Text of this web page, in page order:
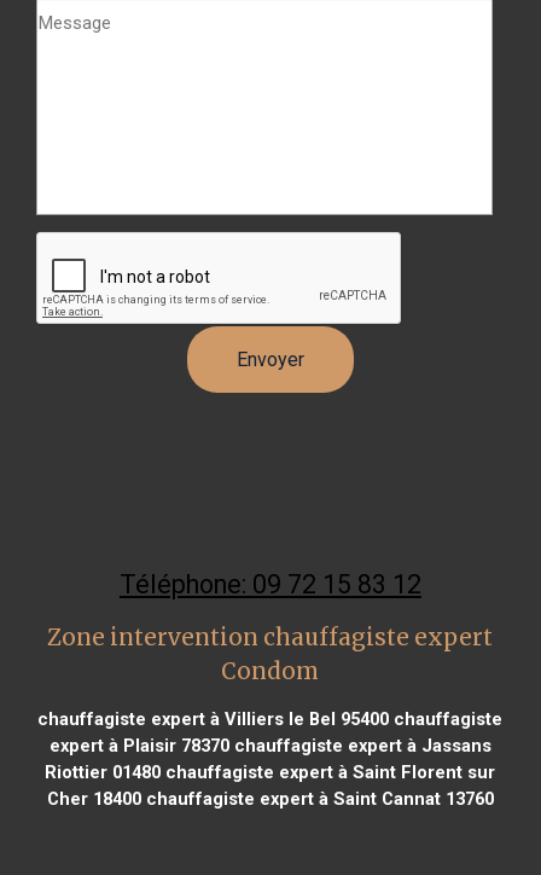
Téléphone: 09 72 15 83 12
Zone intervention chauffagiste expert
Condom
chauffagiste expert à Villiers le Bel 95400 chauffagiste
expert à Plaisir 78370chauffagiste expert à Jassans
Riottier 01480 chauffagiste expert à Saint Florent sur
Cher 18400chauffagiste expert à Saint Cannat 13760